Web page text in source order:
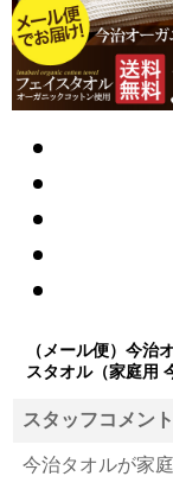
（メール便）今
スタオル（家庭用
スタッフコメント
今治タオルが家